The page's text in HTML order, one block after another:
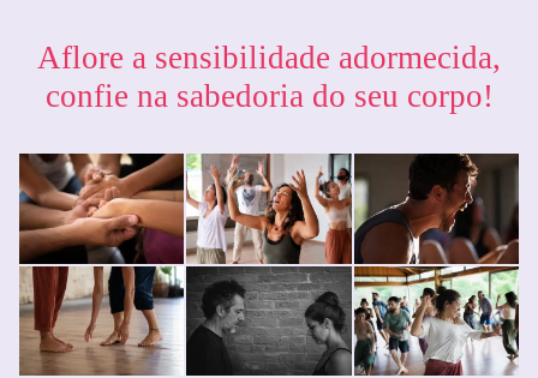
Aflore a sensibilidade adormecida,
confie na sabedoria do seu corpo!